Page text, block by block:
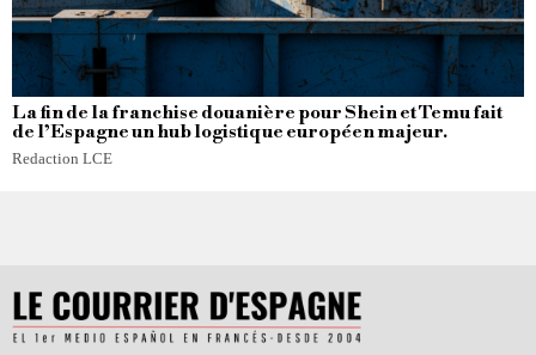
La fin de la franchise douanière pour Shein et Temu fait
de l’Espagne un hub logistique européen majeur.
Redaction LCE